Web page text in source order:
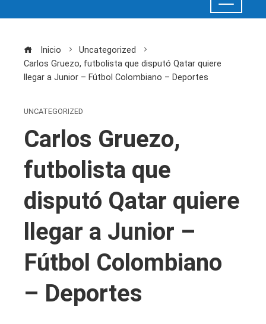
Inicio
Uncategorized
Carlos Gruezo, futbolista que disputó Qatar quiere
llegar a Junior – Fútbol Colombiano – Deportes
UNCATEGORIZED
Carlos Gruezo,
futbolista que
disputó Qatar quiere
llegar a Junior –
Fútbol Colombiano
– Deportes